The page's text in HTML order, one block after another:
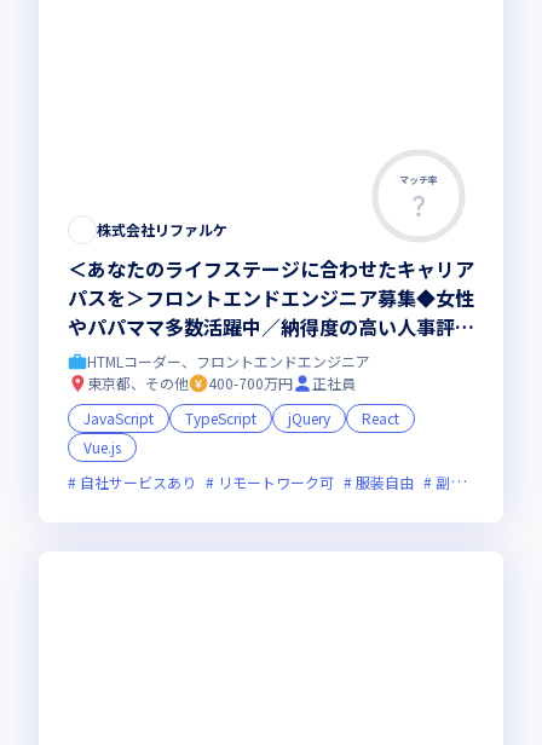
マッチ率
株式会社リファルケ
＜あなたのライフステージに合わせたキャリア
パスを＞フロントエンドエンジニア募集◆女性
やパパママ多数活躍中／納得度の高い人事評価
／社員が中心の案件営業／年休130日／エンジ
ニア定着率97%
HTMLコーダー、フロントエンドエンジニア
東京都、その他
400-700万円
正社員
JavaScript
TypeScript jQuery
React
Vue.js
自社サービスあり
リモートワーク可 服装自由 副業可